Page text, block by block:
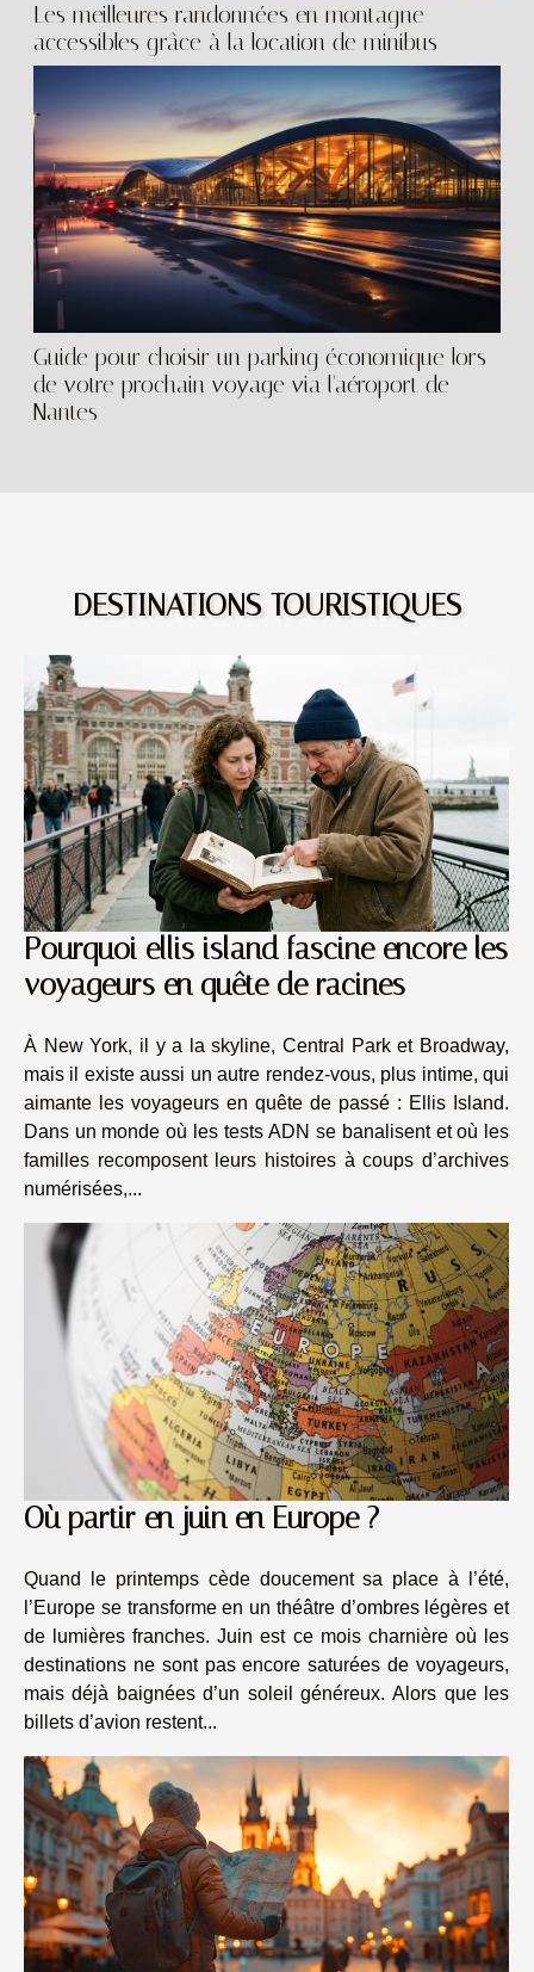
Les meilleures randonnées en montagne
accessibles grâce à la location de minibus
Guide pour choisir un parking économique lors
de votre prochain voyage via l'aéroport de
Nantes
DESTINATIONS TOURISTIQUES
Pourquoi ellis island fascine encore les
voyageurs en quête de racines
À New York, il y a la skyline, Central Park et Broadway,
mais il existe aussi un autre rendez-vous, plus intime, qui
aimante les voyageurs en quête de passé : Ellis Island.
Dans un monde où les tests ADN se banalisent et où les
familles recomposent leurs histoires à coups d’archives
numérisées,...
Où partir en juin en Europe ?
Quand le printemps cède doucement sa place à l’été,
l’Europe se transforme en un théâtre d’ombres légères et
de lumières franches. Juin est ce mois charnière où les
destinations ne sont pas encore saturées de voyageurs,
mais déjà baignées d’un soleil généreux. Alors que les
billets d’avion restent...